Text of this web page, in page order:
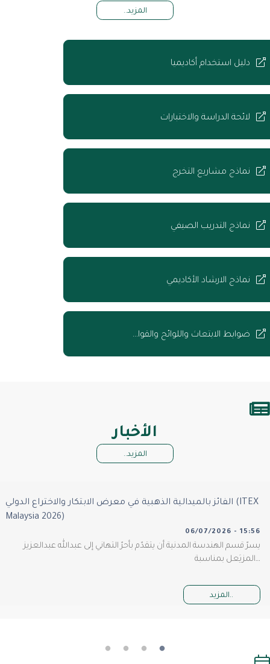
المزيد..
دليل استخدام أكاديميا
لائحة الدراسة والاختبارات
نماذج مشاريع التخرج
نماذج التدريب الصيفي
نماذج الارشاد الأكاديمي
ضوابط الابتعاث واللوائح والقوا…
الأخبار
المزيد..
الفائز بالميدالية الذهبية في معرض الابتكار والاختراع الدولي (ITEX
Malaysia 2026)
06/07/2026 - 15:56
يسرّ قسم الهندسة المدنية أن يتقدّم بأحرّ التهاني إلى عبدالله عبدالعزيز